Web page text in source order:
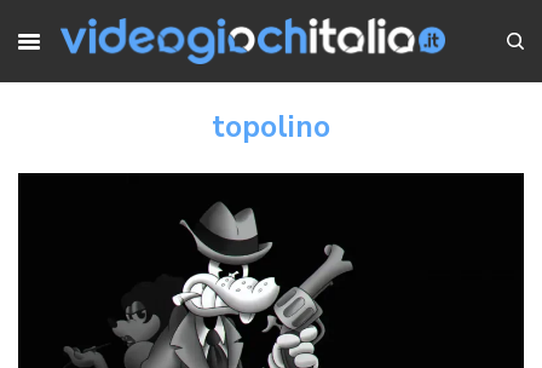
topolino